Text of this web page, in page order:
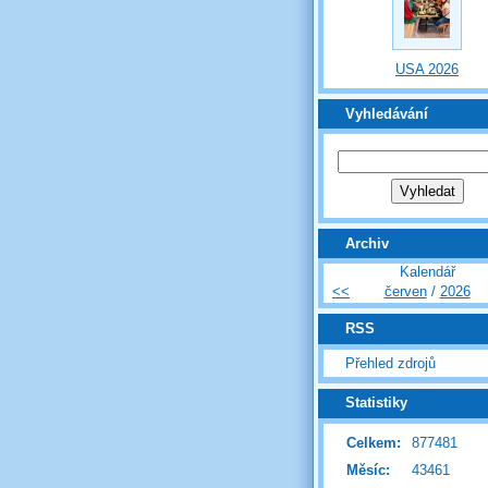
USA 2026
Vyhledávání
Archiv
Kalendář
<<
červen/ 2026
RSS
Přehled zdrojů
Statistiky
Celkem:
877481
Měsíc:
43461